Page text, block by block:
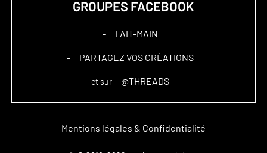
GROUPES FACEBOOK
– FAIT-MAIN
– PARTAGEZ VOS CRÉATIONS
et sur @THREADS
Mentions légales & Confidentialité